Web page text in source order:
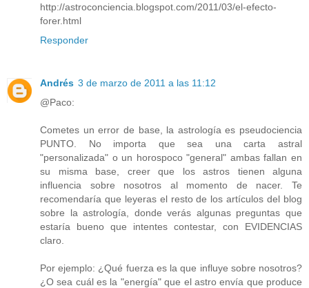
http://astroconciencia.blogspot.com/2011/03/el-efecto-
forer.html
Responder
Andrés 3 de marzo de 2011 a las 11:12
@Paco:
Cometes un error de base, la astrología es pseudociencia
PUNTO. No importa que sea una carta astral
"personalizada" o un horospoco "general" ambas fallan en
su misma base, creer que los astros tienen alguna
influencia sobre nosotros al momento de nacer. Te
recomendaría que leyeras el resto de los artículos del blog
sobre la astrología, donde verás algunas preguntas que
estaría bueno que intentes contestar, con EVIDENCIAS
claro.
Por ejemplo: ¿Qué fuerza es la que influye sobre nosotros?
¿O sea cuál es la "energía" que el astro envía que produce